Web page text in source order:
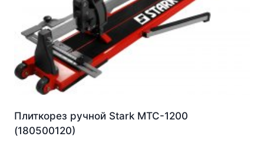
Плиткорез ручной Stark MTC-1200
(180500120)